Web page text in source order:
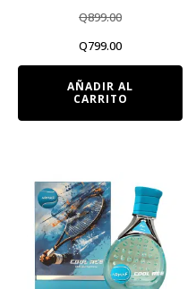
Q899.00
El
original
Q799.00El
actual
AÑADIR AL
CARRITO